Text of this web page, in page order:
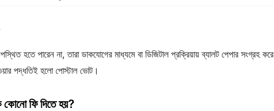
হতে পারেন না, তারা ডাকযোগের মাধ্যমে বা ডিজিটাল প্রক্রিয়ায় ব্যালট পেপার সংগ্রহ করে
পদ্ধতিই হলো পোস্টাল ভোট।
ফি দিতে হয়?